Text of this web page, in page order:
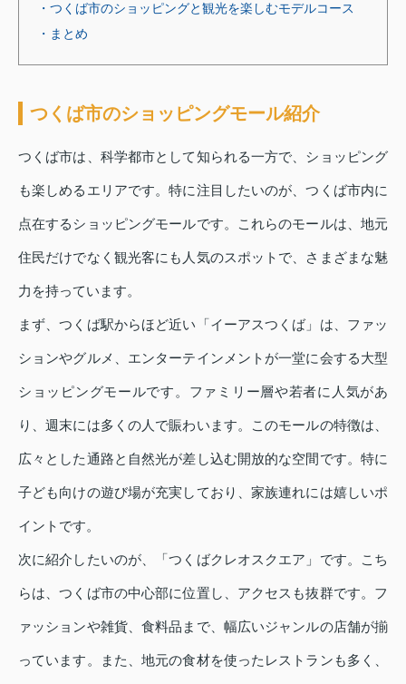
・つくば市のショッピングと観光を楽しむモデルコース
・まとめ
つくば市のショッピングモール紹介
つくば市は、科学都市として知られる一方で、ショッピング
も楽しめるエリアです。特に注目したいのが、つくば市内に
点在するショッピングモールです。これらのモールは、地元
住民だけでなく観光客にも人気のスポットで、さまざまな魅
力を持っています。
まず、つくば駅からほど近い「イーアスつくば」は、ファッ
ションやグルメ、エンターテインメントが一堂に会する大型
ショッピングモールです。ファミリー層や若者に人気があ
り、週末には多くの人で賑わいます。このモールの特徴は、
広々とした通路と自然光が差し込む開放的な空間です。特に
子ども向けの遊び場が充実しており、家族連れには嬉しいポ
イントです。
次に紹介したいのが、「つくばクレオスクエア」です。こち
らは、つくば市の中心部に位置し、アクセスも抜群です。フ
ァッションや雑貨、食料品まで、幅広いジャンルの店舗が揃
っています。また、地元の食材を使ったレストランも多く、